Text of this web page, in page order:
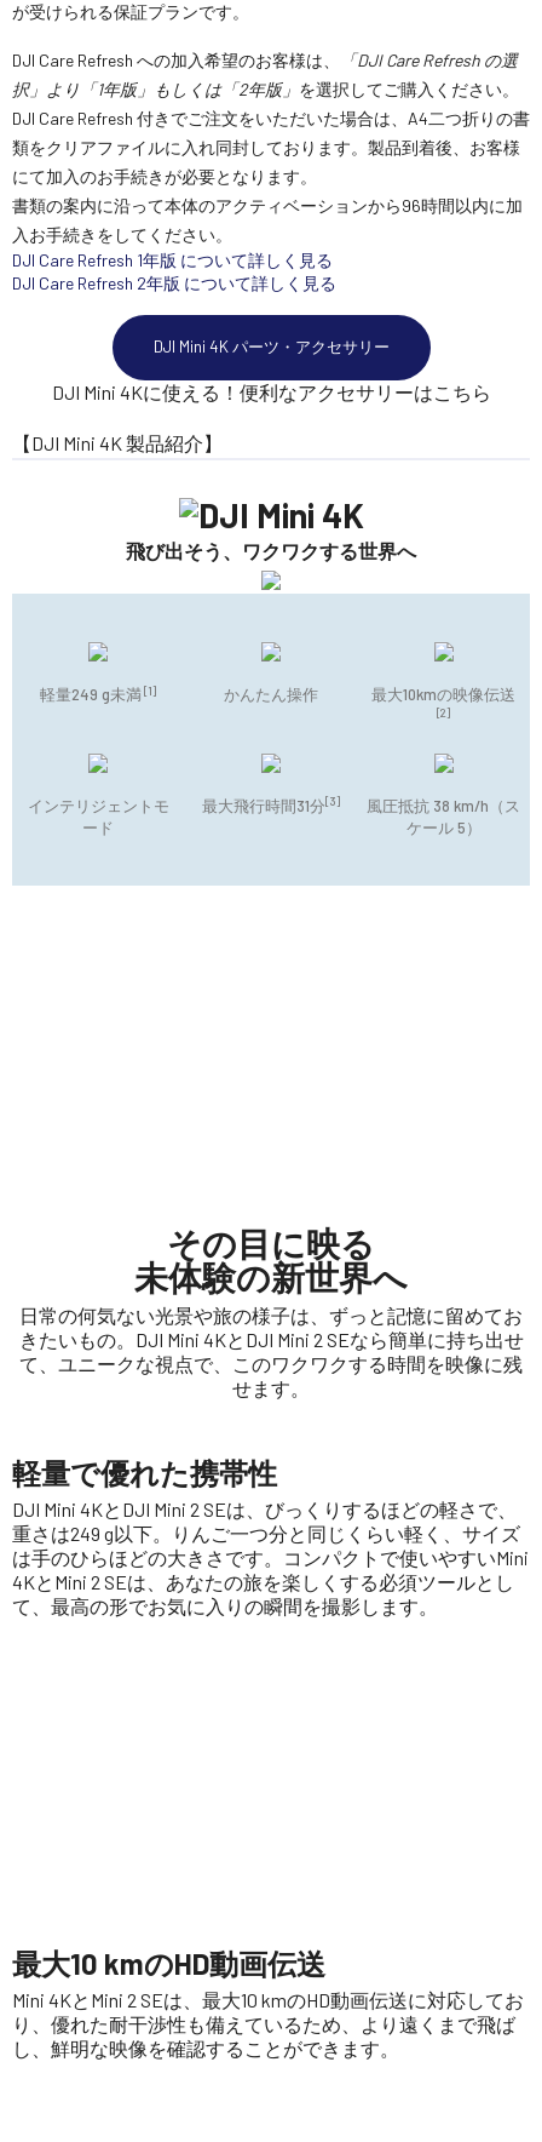
が受けられる保証プランです。
DJI Care Refresh への加入希望のお客様は、
「DJI Care Refresh の選
択」より「1年版」もしくは「2年版」 を選択してご購入ください。
DJI Care Refresh 付きでご注文をいただいた場合は、A4二つ折りの書
類をクリアファイルに入れ同封しております。製品到着後、お客様
にて加入のお手続きが必要となります。
書類の案内に沿って本体のアクティベーションから96時間以内に加
入お手続きをしてください。
DJI Care Refresh 1年版 について詳しく見る
DJI Care Refresh 2年版 について詳しく見る
DJI Mini 4K パーツ・アクセサリー
DJI Mini 4Kに使える！便利なアクセサリーはこちら
【DJI Mini 4K 製品紹介】
飛び出そう、ワクワクする世界へ
軽量249 g未満[1] かんたん操作 最大10kmの映像伝送
[2]
インテリジェントモ
ード
最大飛行時間31分[3]
風圧抵抗 38 km/h（ス
ケール 5）
その目に映る
未体験の新世界へ
日常の何気ない光景や旅の様子は、ずっと記憶に留めてお
きたいもの。DJI Mini 4KとDJI Mini 2 SEなら簡単に持ち出せ
て、ユニークな視点で、このワクワクする時間を映像に残
せます。
軽量で優れた携帯性
DJI Mini 4KとDJI Mini 2 SEは、びっくりするほどの軽さで、
重さは249 g以下。りんご一つ分と同じくらい軽く、サイズ
は手のひらほどの大きさです。コンパクトで使いやすいMini
4KとMini 2 SEは、あなたの旅を楽しくする必須ツールとし
て、最高の形でお気に入りの瞬間を撮影します。
最大10 kmのHD動画伝送
Mini 4KとMini 2 SEは、最大10 kmのHD動画伝送に対応してお
り、優れた耐干渉性も備えているため、より遠くまで飛ば
し、鮮明な映像を確認することができます。